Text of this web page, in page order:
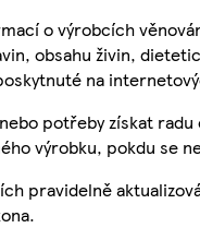
o výrobcích
obsahu živin,
na
potřeby získat
výrobku, pokdu se
pravidelně